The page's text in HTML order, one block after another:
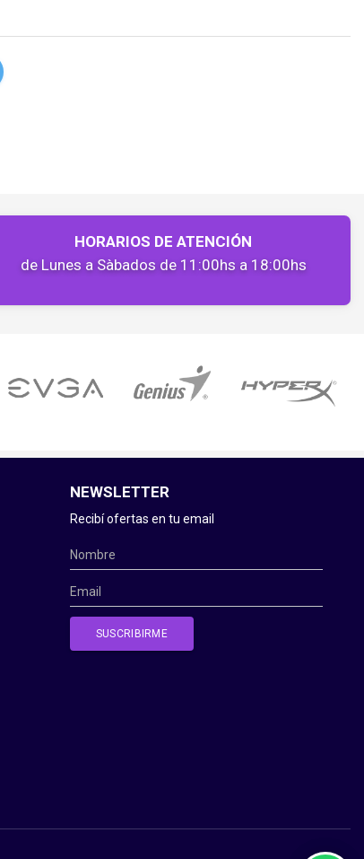
HORARIOS DE ATENCIÓN
de Lunes a Sàbados de 11:00hs a 18:00hs
NEWSLETTER
Recibí ofertas en tu email